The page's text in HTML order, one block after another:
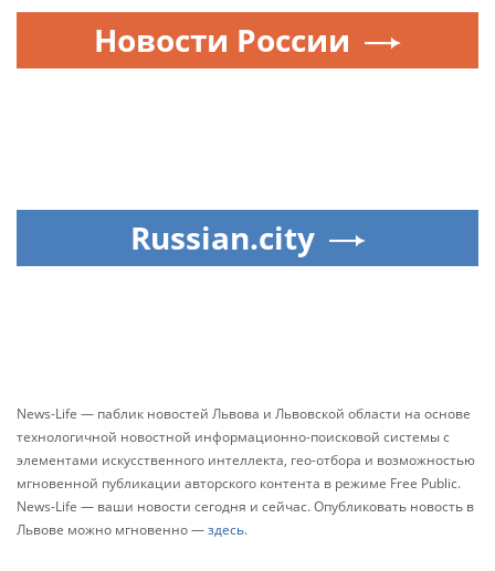
Новости России
Russian.city
News-Life — паблик новостей Львова и Львовской области на основе
технологичной новостной информационно-поисковой системы с
элементами искусственного интеллекта, гео-отбора и возможностью
мгновенной публикации авторского контента в режиме Free Public.
News-Life — ваши новости сегодня и сейчас. Опубликовать новость в
Львове можно мгновенно —здесь.